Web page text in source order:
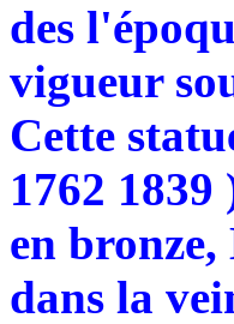
des
vigueur
Cette
1762
en
dans la